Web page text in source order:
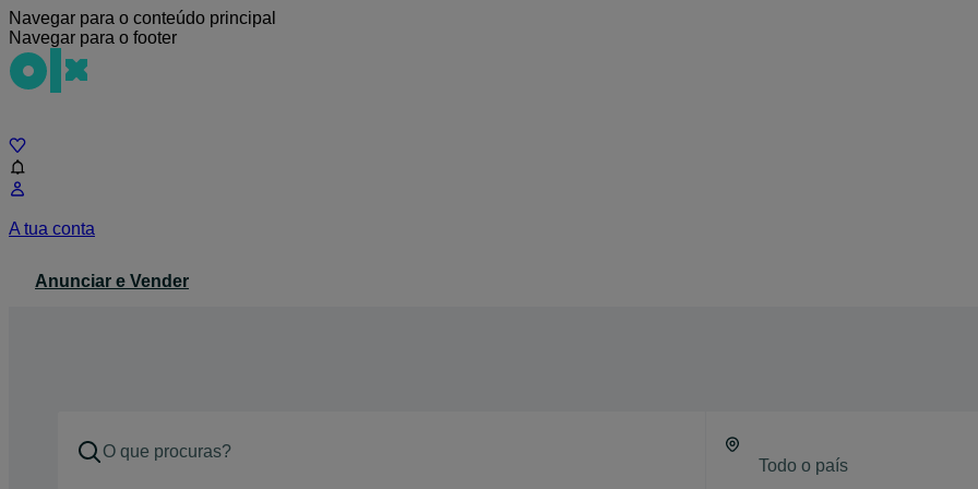
Navegar para o conteúdo principal
Navegar para o footer
A tua conta
Anunciar e Vender